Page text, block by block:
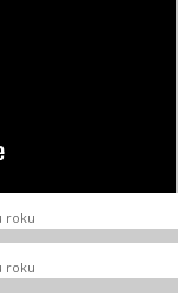
roku
roku